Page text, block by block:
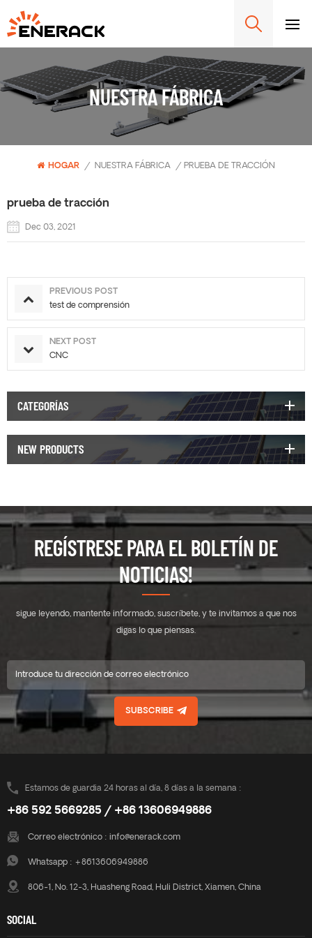
NUESTRA FÁBRICA
HOGAR / NUESTRA FÁBRICA / PRUEBA DE TRACCIÓN
prueba de tracción
Dec 03, 2021
PREVIOUS POST
test de comprensión
NEXT POST
CNC
CATEGORÍAS
NEW PRODUCTS
REGÍSTRESE PARA EL BOLETÍN DE
NOTICIAS!
sigue leyendo, mantente informado, suscríbete, y te invitamos a que nos
digas lo que piensas.
SUBSCRIBE
Estamos de guardia 24 horas al día, 8 días a la semana :
+86 592 5669285 / +86 13606949886
Correo electrónico : info@enerack.com
Whatsapp : +8613606949886
806-1, No. 12-3, Huasheng Road, Huli District, Xiamen, China
SOCIAL